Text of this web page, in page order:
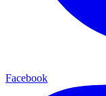
Facebook